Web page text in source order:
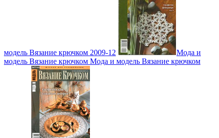
модель Вязание крючком 2009-12
Мода и
модель Вязание крючком Мода и модель Вязание крючком